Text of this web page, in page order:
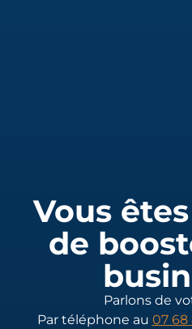
Vous
de
Parlons de
Par téléphone au 07 68